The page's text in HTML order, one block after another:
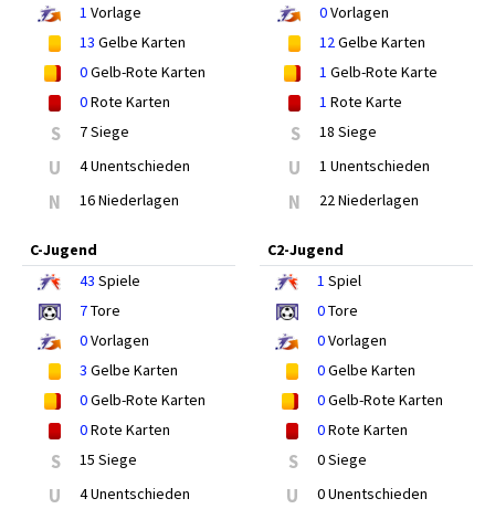
1 Vorlage
13 Gelbe Karten
0Gelb-Rote Karten
0Rote Karten
S 7 Siege
U 4 Unentschieden
N 16 Niederlagen
0Vorlagen
12 Gelbe Karten
1 Gelb-Rote Karte
1 Rote Karte
S 18 Siege
U 1 Unentschieden
N 22 Niederlagen
C-Jugend
43 Spiele
7Tore
0Vorlagen
3 Gelbe Karten
0Gelb-Rote Karten
0Rote Karten
S 15 Siege
U 4 Unentschieden
C2-Jugend
1 Spiel
0Tore
0Vorlagen
0Gelbe Karten
0Gelb-Rote Karten
0Rote Karten
S 0 Siege
U 0 Unentschieden